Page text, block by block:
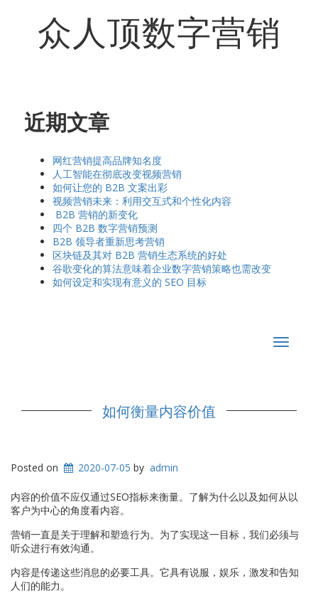
众人顶数字营销
近期文章
网红营销提高品牌知名度
人工智能在彻底改变视频营销
如何让您的 B2B 文案出彩
视频营销未来：利用交互式和个性化内容
B2B 营销的新变化
四个 B2B 数字营销预测
B2B 领导者重新思考营销
区块链及其对 B2B 营销生态系统的好处
谷歌变化的算法意味着企业数字营销策略也需改变
如何设定和实现有意义的 SEO 目标
Toggle
如何衡量内容价值
Posted on 2020-07-05 by admin
内容的价值不应仅通过SEO指标来衡量。了解为什么以及如何从以
客户为中心的角度看内容。
营销一直是关于理解和塑造行为。为了实现这一目标，我们必须与
听众进行有效沟通。
内容是传递这些消息的必要工具。它具有说服，娱乐，激发和告知
人们的能力。